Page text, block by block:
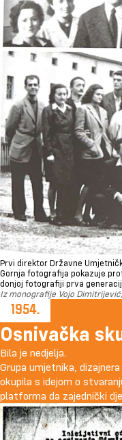
Prvi direktor Državne
Gornja fotografija pokazuje
donjoj fotografiji prva
Iz monografije Vojo
Osnivačka
Bila je nedjelja.
Grupa umjetnika,
okupila s idejom o
platforma da zajednički